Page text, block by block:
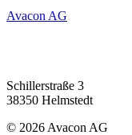
Avacon AG
Schillerstraße 3
38350 Helmstedt
© 2026 Avacon AG